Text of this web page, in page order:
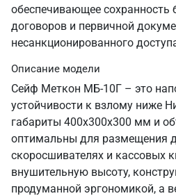
обеспечивающее сохранность
договоров и первичной
несанкционированного
Описание модели
Сейф Меткон МБ-10Г – это
устойчивости к взлому ниже
габариты 400х300х300 мм и
оптимальны для размещения
скоросшивателях и кассовых
внушительную высоту,
продуманной эргономикой, а